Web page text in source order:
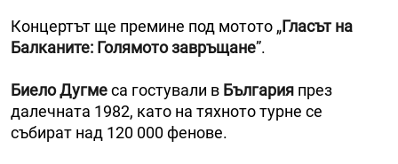
Концертът ще премине под мотото „Гласът на
Балканите: Голямото завръщане”.
Биело Дугмеса гостували в България през
далечната 1982, като на тяхното турне се
събират над 120 000 фенове.